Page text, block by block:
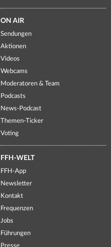
ON AIR
Sendungen
Aktionen
Videos
Webcams
Moderatoren & Team
Podcasts
News-Podcast
Themen-Ticker
Voting
FFH-WELT
FFH-App
Newsletter
Kontakt
Frequenzen
Jobs
Führungen
Presse